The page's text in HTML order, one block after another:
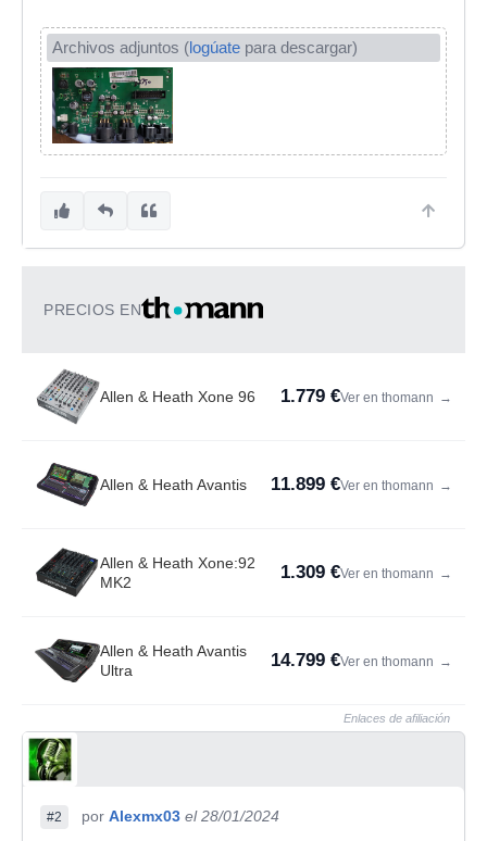
Archivos adjuntos (logúate para descargar)
PRECIOS EN
Allen & Heath Xone 96 1.779 €Ver en thomann →
Allen & Heath Avantis 11.899 €Ver en thomann →
Allen & Heath Xone:92
MK2
1.309 €Ver en thomann →
Allen & Heath Avantis
Ultra
14.799 €Ver en thomann →
Enlaces de afiliación
#2 por Alexmx03 el 28/01/2024